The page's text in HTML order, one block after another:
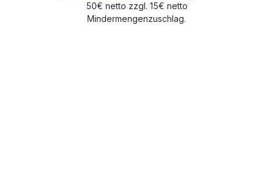
50€ netto zzgl. 15€ netto
Mindermengenzuschlag.